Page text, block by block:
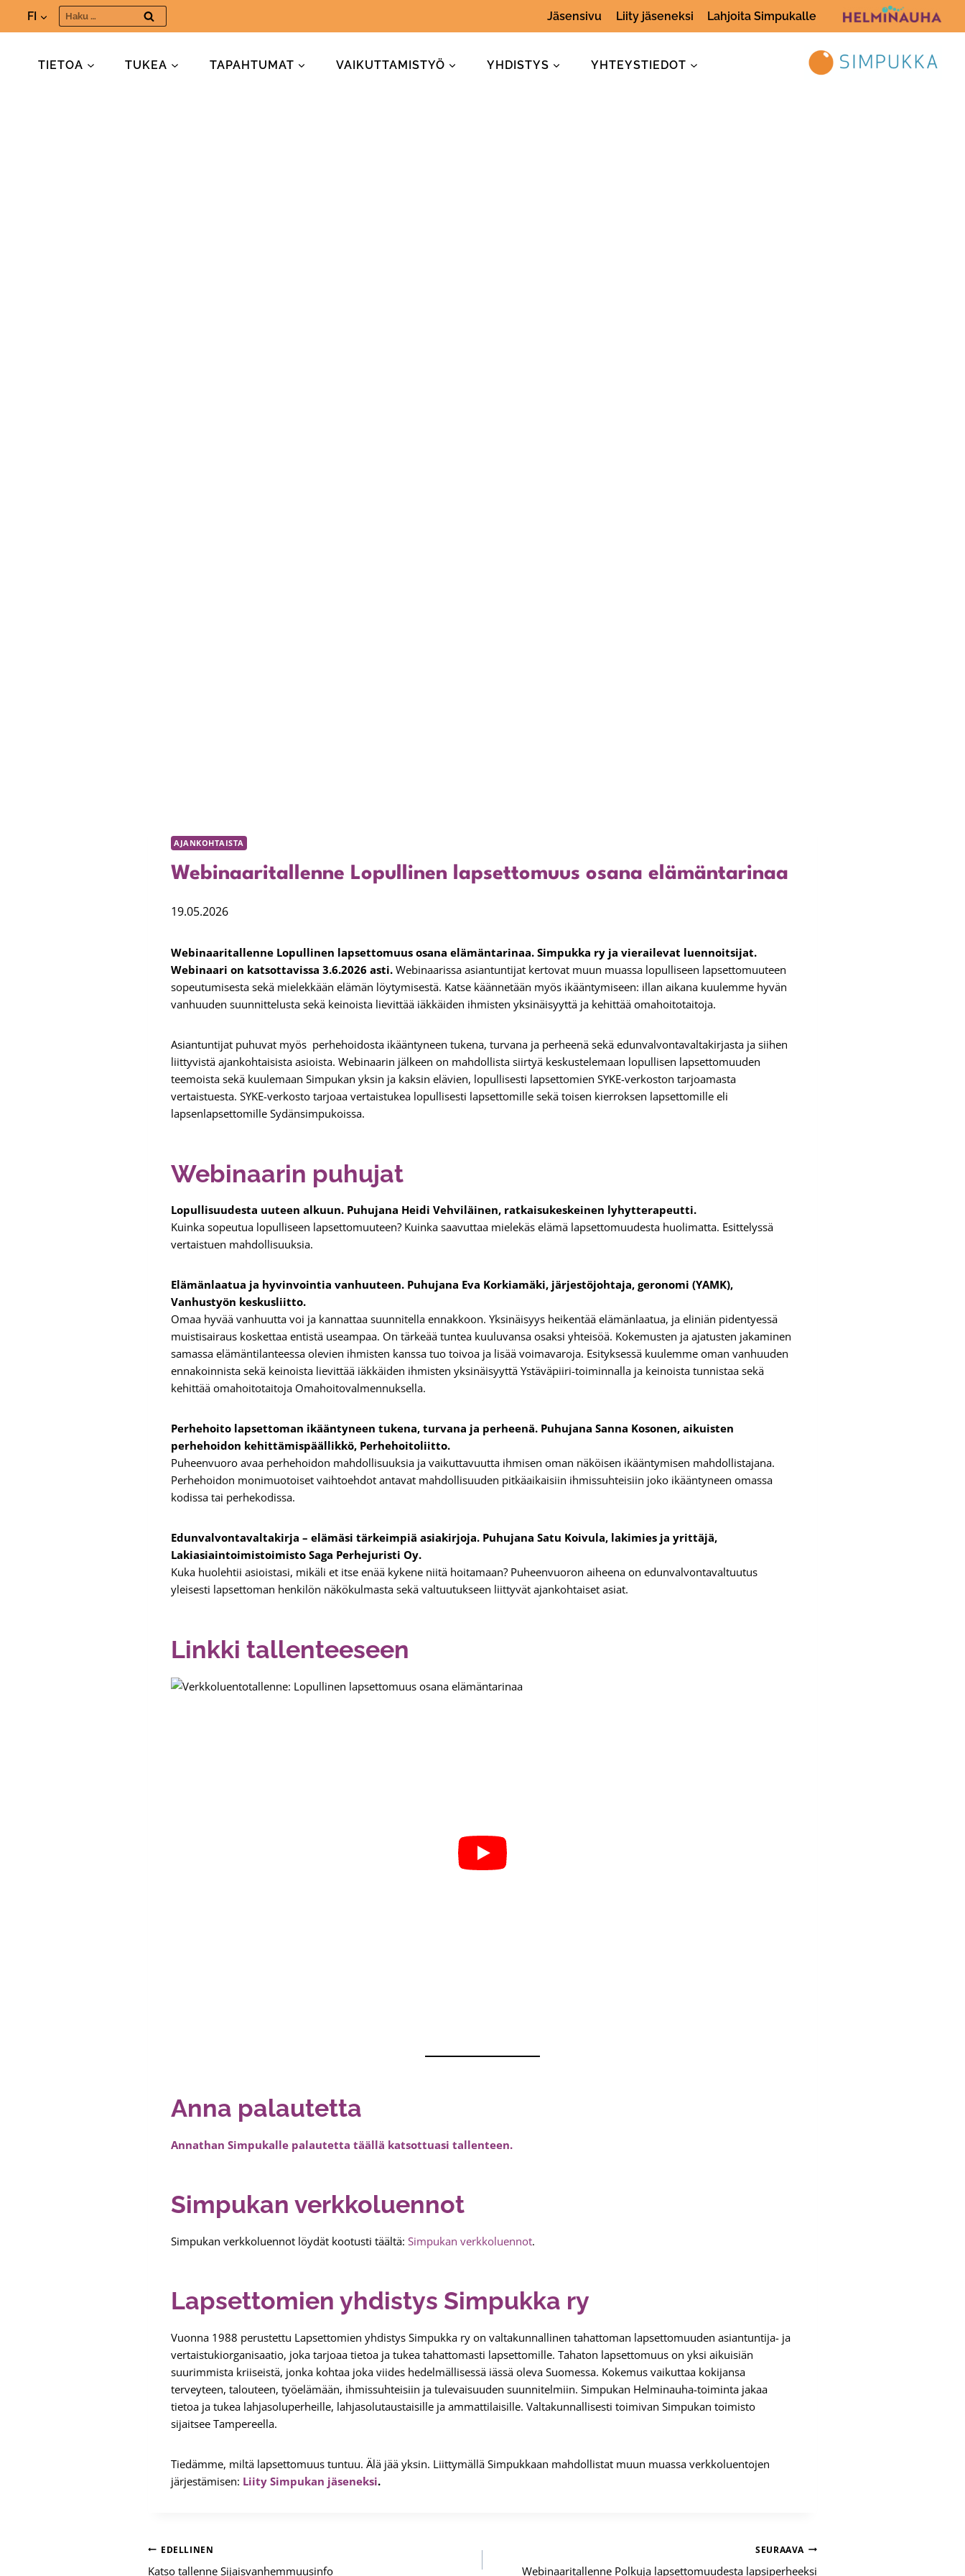
FI Haku: Jäsensivu Liity jäseneksi Lahjoita Simpukalle
TIETOA TUKEA TAPAHTUMAT VAIKUTTAMISTYÖ YHDISTYS YHTEYSTIEDOT
AJANKOHTAISTA
Webinaaritallenne Lopullinen lapsettomuus osana elämäntarinaa
19.05.2026
Webinaaritallenne Lopullinen lapsettomuus osana elämäntarinaa. Simpukka ry ja vierailevat luennoitsijat.
Webinaari on katsottavissa 3.6.2026 asti. Webinaarissa asiantuntijat kertovat muun muassa lopulliseen lapsettomuuteen
sopeutumisesta sekä mielekkään elämän löytymisestä. Katse käännetään myös ikääntymiseen: illan aikana kuulemme hyvän
vanhuuden suunnittelusta sekä keinoista lievittää iäkkäiden ihmisten yksinäisyyttä ja kehittää omahoitotaitoja.
Asiantuntijat puhuvat myös perhehoidosta ikääntyneen tukena, turvana ja perheenä sekä edunvalvontavaltakirjasta ja siihen
liittyvistä ajankohtaisista asioista. Webinaarin jälkeen on mahdollista siirtyä keskustelemaan lopullisen lapsettomuuden
teemoista sekä kuulemaan Simpukan yksin ja kaksin elävien, lopullisesti lapsettomien SYKE-verkoston tarjoamasta
vertaistuesta. SYKE-verkosto tarjoaa vertaistukea lopullisesti lapsettomille sekä toisen kierroksen lapsettomille eli
lapsenlapsettomille Sydänsimpukoissa.
Webinaarin puhujat
Lopullisuudesta uuteen alkuun. Puhujana Heidi Vehviläinen, ratkaisukeskeinen lyhytterapeutti.
Kuinka sopeutua lopulliseen lapsettomuuteen? Kuinka saavuttaa mielekäs elämä lapsettomuudesta huolimatta. Esittelyssä
vertaistuen mahdollisuuksia.
Elämänlaatua ja hyvinvointia vanhuuteen. Puhujana Eva Korkiamäki, järjestöjohtaja, geronomi (YAMK),
Vanhustyön keskusliitto.
Omaa hyvää vanhuutta voi ja kannattaa suunnitella ennakkoon. Yksinäisyys heikentää elämänlaatua, ja eliniän pidentyessä
muistisairaus koskettaa entistä useampaa. On tärkeää tuntea kuuluvansa osaksi yhteisöä. Kokemusten ja ajatusten jakaminen
samassa elämäntilanteessa olevien ihmisten kanssa tuo toivoa ja lisää voimavaroja. Esityksessä kuulemme oman vanhuuden
ennakoinnista sekä keinoista lievittää iäkkäiden ihmisten yksinäisyyttä Ystäväpiiri-toiminnalla ja keinoista tunnistaa sekä
kehittää omahoitotaitoja Omahoitovalmennuksella.
Perhehoito lapsettoman ikääntyneen tukena, turvana ja perheenä. Puhujana Sanna Kosonen, aikuisten
perhehoidon kehittämispäällikkö, Perhehoitoliitto.
Puheenvuoro avaa perhehoidon mahdollisuuksia ja vaikuttavuutta ihmisen oman näköisen ikääntymisen mahdollistajana.
Perhehoidon monimuotoiset vaihtoehdot antavat mahdollisuuden pitkäaikaisiin ihmissuhteisiin joko ikääntyneen omassa
kodissa tai perhekodissa.
Edunvalvontavaltakirja – elämäsi tärkeimpiä asiakirjoja. Puhujana Satu Koivula, lakimies ja yrittäjä,
Lakiasiaintoimistoimisto Saga Perhejuristi Oy.
Kuka huolehtii asioistasi, mikäli et itse enää kykene niitä hoitamaan? Puheenvuoron aiheena on edunvalvontavaltuutus
yleisesti lapsettoman henkilön näkökulmasta sekä valtuutukseen liittyvät ajankohtaiset asiat.
Linkki tallenteeseen
Anna palautetta
Annathan Simpukalle palautetta täällä katsottuasi tallenteen.
Simpukan verkkoluennot
Simpukan verkkoluennot löydät kootusti täältä: Simpukan verkkoluennot.
Lapsettomien yhdistys Simpukka ry
Vuonna 1988 perustettu Lapsettomien yhdistys Simpukka ry on valtakunnallinen tahattoman lapsettomuuden asiantuntija- ja
vertaistukiorganisaatio, joka tarjoaa tietoa ja tukea tahattomasti lapsettomille. Tahaton lapsettomuus on yksi aikuisiän
suurimmista kriiseistä, jonka kohtaa joka viides hedelmällisessä iässä oleva Suomessa. Kokemus vaikuttaa kokijansa
terveyteen, talouteen, työelämään, ihmissuhteisiin ja tulevaisuuden suunnitelmiin. Simpukan Helminauha-toiminta jakaa
tietoa ja tukea lahjasoluperheille, lahjasolutaustaisille ja ammattilaisille. Valtakunnallisesti toimivan Simpukan toimisto
sijaitsee Tampereella.
Tiedämme, miltä lapsettomuus tuntuu. Älä jää yksin. Liittymällä Simpukkaan mahdollistat muun muassa verkkoluentojen
järjestämisen: Liity Simpukan jäseneksi.
Artikkelien
EDELLINEN
Katso tallenne Sijaisvanhemmuusinfo
SEURAAVA
Webinaaritallenne Polkuja lapsettomuudesta lapsiperheeksi